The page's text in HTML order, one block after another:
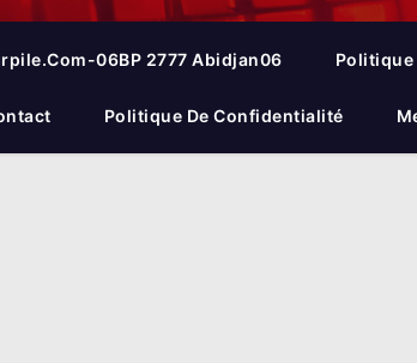
06BP 2777 Abidjan06 Politique
Politique De Confidentialité